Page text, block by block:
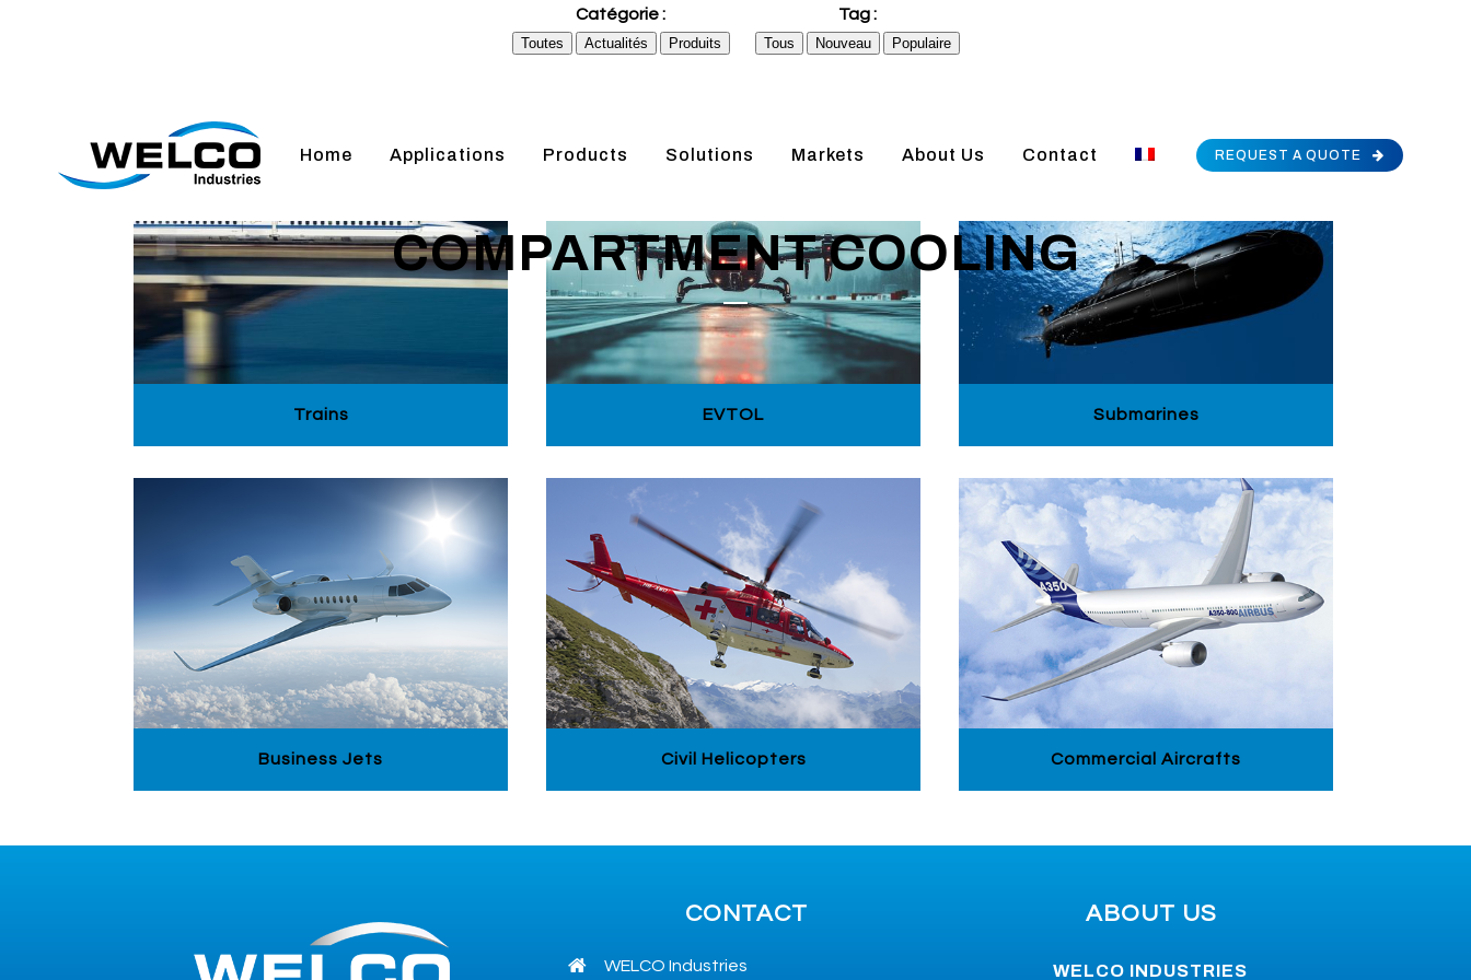
Catégorie :
Toutes Actualités Produits
Tag :
Tous Nouveau Populaire
REQUEST A QUOTE
Home Applications Products Solutions Markets About Us Contact
COMPARTMENT COOLING
Trains EVTOL Submarines
Business Jets Civil Helicopters Commercial Aircrafts
CONTACT
WELCO Industries
ABOUT US
WELCO INDUSTRIES